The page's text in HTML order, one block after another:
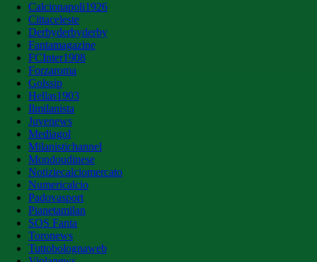
Calcionapoli1926
Cittaceleste
Derbyderbyderby
Fantamagazine
FCInter1908
Forzaroma
Golssip
Hellas1903
Ilmilanista
Juvenews
Mediagol
Milanistichannel
Mondoudinese
Notiziecalciomercato
Numericalcio
Padovasport
Pianetamilan
SOS Fanta
Toronews
Tuttobolognaweb